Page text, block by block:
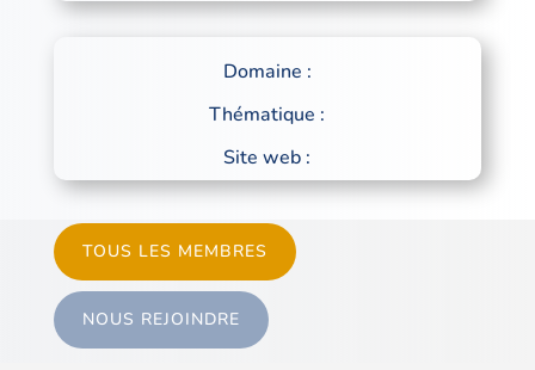
Domaine :
Thématique :
Site web :
TOUS LES MEMBRES
NOUS REJOINDRE